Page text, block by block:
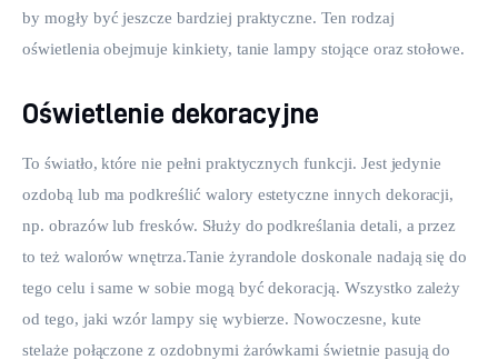
by mogły być jeszcze bardziej praktyczne. Ten rodzaj
oświetlenia obejmuje kinkiety, tanie lampy stojące oraz stołowe.
Oświetlenie dekoracyjne
To światło, które nie pełni praktycznych funkcji. Jest jedynie
ozdobą lub ma podkreślić walory estetyczne innych dekoracji,
np. obrazów lub fresków. Służy do podkreślania detali, a przez
to też walorów wnętrza.Tanie żyrandole doskonale nadają się do
tego celu i same w sobie mogą być dekoracją. Wszystko zależy
od tego, jaki wzór lampy się wybierze. Nowoczesne, kute
stelaże połączone z ozdobnymi żarówkami świetnie pasują do